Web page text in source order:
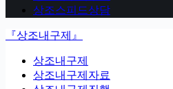
상조스피드상담
『상조내구제』
상조내구제
상조내구제자료